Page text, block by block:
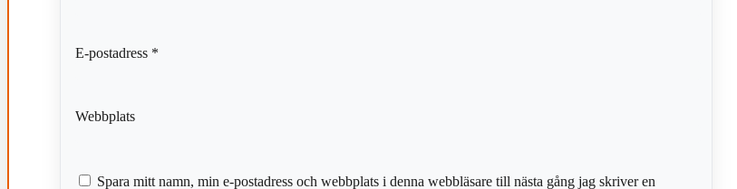
E-postadress *
Webbplats
Spara mitt namn, min e-postadress och webbplats i denna webbläsare till nästa gång jag skriver en